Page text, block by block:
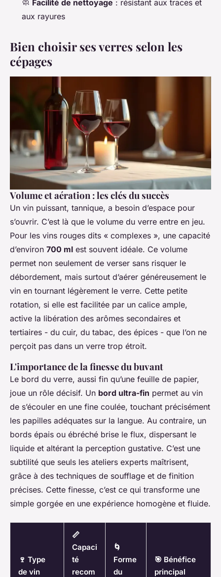
🧼 Facilité de nettoyage : résistant aux traces et
aux rayures
Bien choisir ses verres selon les
cépages
Volume et aération : les clés du succès
Un vin puissant, tannique, a besoin d’espace pour
s’ouvrir. C’est là que le volume du verre entre en jeu.
Pour les vins rouges dits « complexes », une capacité
d’environ 700 ml est souvent idéale. Ce volume
permet non seulement de verser sans risquer le
débordement, mais surtout d’aérer généreusement le
vin en tournant légèrement le verre. Cette petite
rotation, si elle est facilitée par un calice ample,
active la libération des arômes secondaires et
tertiaires - du cuir, du tabac, des épices - que l’on ne
perçoit pas dans un verre trop étroit.
L'importance de la finesse du buvant
Le bord du verre, aussi fin qu’une feuille de papier,
joue un rôle décisif. Un bord ultra-fin permet au vin
de s’écouler en une fine coulée, touchant précisément
les papilles adéquates sur la langue. Au contraire, un
bords épais ou ébréché brise le flux, dispersant le
liquide et altérant la perception gustative. C’est une
subtilité que seuls les ateliers experts maîtrisent,
grâce à des techniques de soufflage et de finition
précises. Cette finesse, c’est ce qui transforme une
simple gorgée en une expérience homogène et fluide.
🍷 Type
de vin
📏
Capaci
té
recom
🌀
Forme
du
🎯 Bénéfice
principal